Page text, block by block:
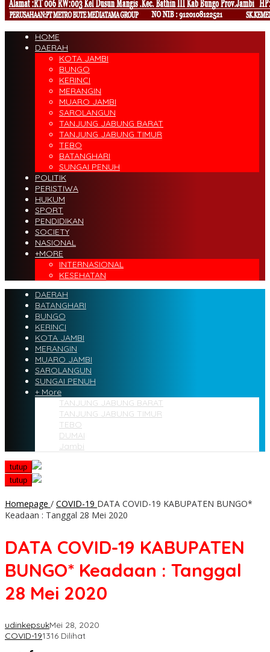
HOME
DAERAH
KOTA JAMBI
BUNGO
KERINCI
MERANGIN
MUARO JAMBI
SAROLANGUN
TANJUNG JABUNG BARAT
TANJUNG JABUNG TIMUR
TEBO
BATANGHARI
SUNGAI PENUH
POLITIK
PERISTIWA
HUKUM
SPORT
PENDIDIKAN
SOCIETY
NASIONAL
+MORE
INTERNASIONAL
KESEHATAN
DAERAH
BATANGHARI
BUNGO
KERINCI
KOTA JAMBI
MERANGIN
MUARO JAMBI
SAROLANGUN
SUNGAI PENUH
+ More
TANJUNG JABUNG BARAT
TANJUNG JABUNG TIMUR
TEBO
DUMAI
Jambi
tutup
tutup
Homepage / COVID-19 DATA COVID-19 KABUPATEN BUNGO*
Keadaan : Tanggal 28 Mei 2020
DATA COVID-19 KABUPATEN
BUNGO* Keadaan : Tanggal
28 Mei 2020
udinkepsukMei 28, 2020
COVID-191316 Dilihat